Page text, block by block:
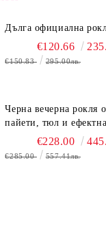
Дълга официална
€120.66
€150.83 295.00лв.
Черна вечерна рокля
пайети, тюл и
€228.00
€285.00 557.41лв.